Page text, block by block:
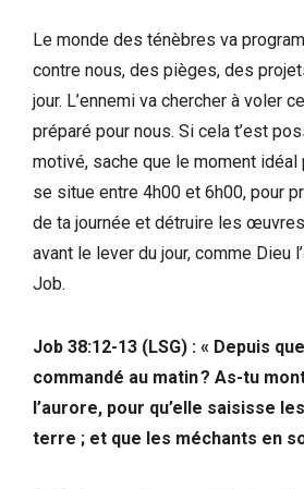
Le monde des ténèbres va
contre nous, des pièges, des
jour. L’ennemi va chercher à voler
préparé pour nous. Si cela t’est
motivé, sache que le moment idéal
se situe entre 4h00 et 6h00, pour
de ta journée et détruire les
avant le lever du jour, comme Dieu
Job.
Job 38:12-13 (LSG) : « Depuis
commandé au matin ? As-tu
l’aurore, pour qu’elle saisisse
terre ; et que les méchants en